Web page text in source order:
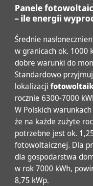
Panele
– ile energii
Średnie
w granicach ok. 1000
dobre warunki do
Standardowo
lokalizacji
rocznie 6300-7000
W Polskich
że na każde zużyte
potrzebne jest ok.
fotowoltaicznej. Dla
dla gospodarstwa
w rok 7000 kWh,
8,75 kWp.